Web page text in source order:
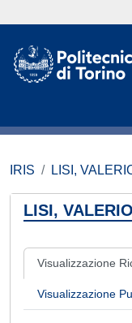
IRIS LISI,
LISI, VALERIO
Visualizzazione
Visualizzazione